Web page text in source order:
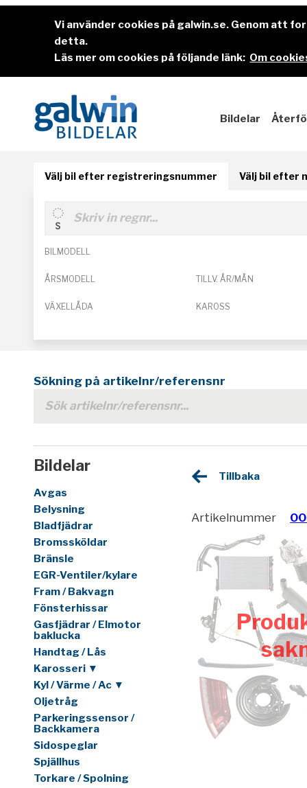
Vi använder cookies på galwin.se. Genom att
detta.
Läs mer om cookies på följande länk: Om
Bildelar
Välj bil efter registreringsnummer Välj bil efter
BILMODELL
ÅRSMODELL TILLV. ÅR/MÅN
VÄXELLÅDA KAROSS
Sökning på artikelnr/referensnr
Bildelar
Avgas
Belysning
Bladfjädrar
Bromssköldar
Bränsle
EGR-Ventiler/kylare
Fram / Bakvagn
Fönsterhissar
Gasfjädrar / Elmotor
baklucka
Handtag / Lås
Karosseri ▼
Kyl / Värme / Ac ▼
Oljetråg
Parkeringssensor /
Backkamera
Sidospeglar
Spjällhus
Torkare / Spolning
Tillbaka
Artikelnummer